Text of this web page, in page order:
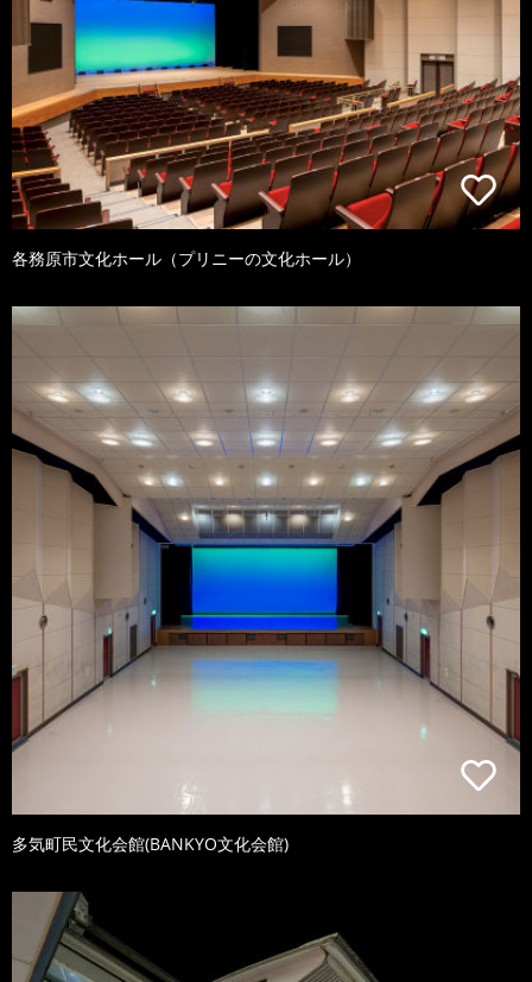
各務原市文化ホール（プリニーの文化ホール）
多気町民文化会館(BANKYO文化会館)